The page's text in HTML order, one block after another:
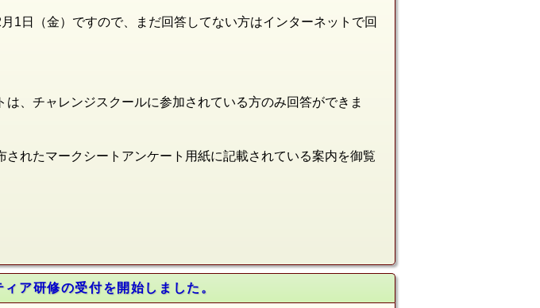
1日（金）ですので、まだ回答してない方はインターネットで回
、チャレンジスクールに参加されている方のみ回答ができま
されたマークシートアンケート用紙に記載されている案内を御覧
ア研修の受付を開始しました。